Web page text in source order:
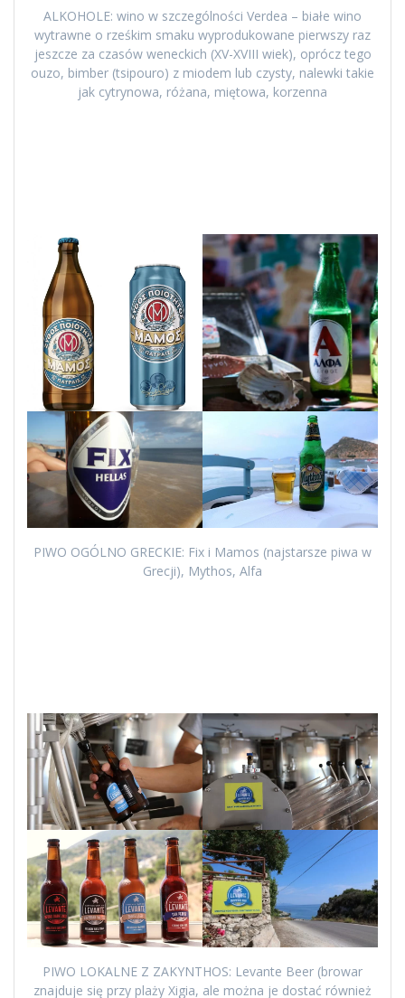
ALKOHOLE: wino w szczególności Verdea – białe wino
wytrawne o rześkim smaku wyprodukowane pierwszy raz
jeszcze za czasów weneckich (XV-XVIII wiek), oprócz tego
ouzo, bimber (tsipouro) z miodem lub czysty, nalewki takie
jak cytrynowa, różana, miętowa, korzenna
PIWO OGÓLNO GRECKIE: Fix i Mamos (najstarsze piwa w
Grecji), Mythos, Alfa
PIWO LOKALNE Z ZAKYNTHOS: Levante Beer (browar
znajduje się przy plaży Xigia, ale można je dostać również